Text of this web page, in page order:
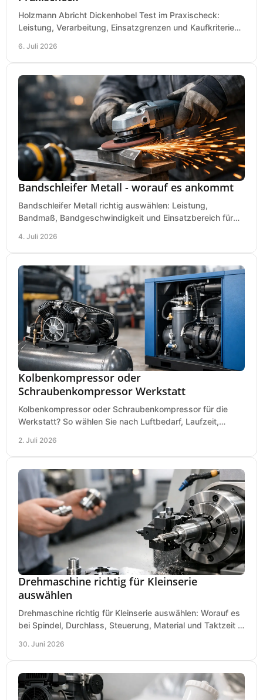
Holzmann Abricht Dickenhobel Test im Praxischeck:
Leistung, Verarbeitung, Einsatzgrenzen und Kaufkriterien
6. Juli 2026
Bandschleifer Metall - worauf es ankommt
Bandschleifer Metall richtig auswählen: Leistung,
Bandmaß, Bandgeschwindigkeit und Einsatzbereich für
4. Juli 2026
Kolbenkompressor oder
Schraubenkompressor Werkstatt
Kolbenkompressor oder Schraubenkompressor für die
Werkstatt? So wählen Sie nach Luftbedarf, Laufzeit,
2. Juli 2026
Drehmaschine richtig für Kleinserie
auswählen
Drehmaschine richtig für Kleinserie auswählen: Worauf es
bei Spindel, Durchlass, Steuerung, Material und Taktzeit in
30. Juni 2026